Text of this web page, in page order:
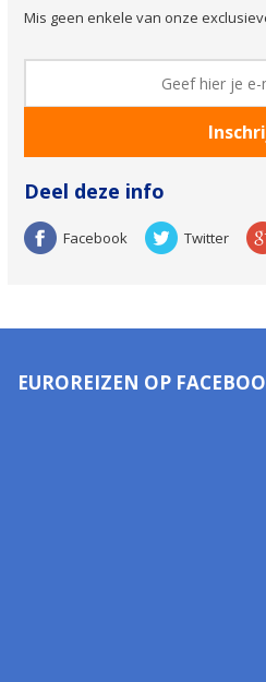
Mis geen enkele van onze
Deel deze info
Facebook Twitter
EUROREIZEN OP